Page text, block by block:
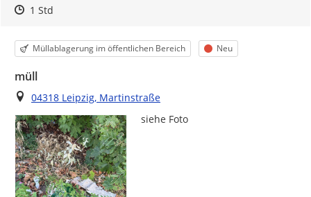
Zeitpunkt des Erstellens
Zeitpunkt des Erstellens
1 StdZur Äußerung
Kategorie
Müllablagerung im öffentlichen Bereich Status
Neu
müll
Ort
04318 Leipzig, Martinstraße
siehe Foto